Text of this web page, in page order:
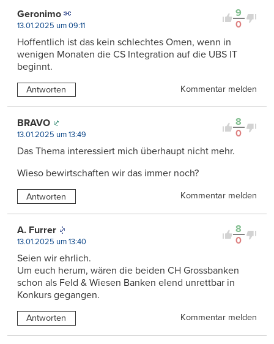
9
0
Geronimo
13.01.2025 um 09:11
Hoffentlich ist das kein schlechtes Omen, wenn in
wenigen Monaten die CS Integration auf die UBS IT
beginnt.
Antworten Kommentar melden
8
0
BRAVO
13.01.2025 um 13:49
Das Thema interessiert mich überhaupt nicht mehr.
Wieso bewirtschaften wir das immer noch?
Antworten Kommentar melden
8
0
A. Furrer
13.01.2025 um 13:40
Seien wir ehrlich.
Um euch herum, wären die beiden CH Grossbanken
schon als Feld & Wiesen Banken elend unrettbar in
Konkurs gegangen.
Antworten Kommentar melden